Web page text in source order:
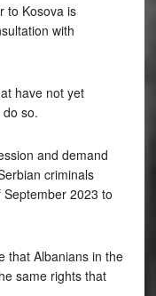
to Kosova is
with
have not yet
do so.
and demand
criminals
2023 to
that Albanians in the
same rights that